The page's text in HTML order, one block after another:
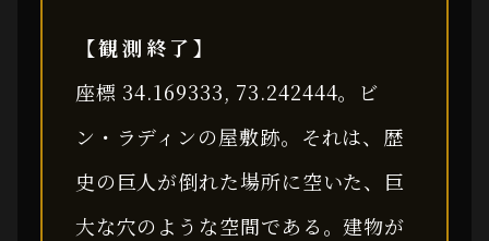
【観測終了】
座標 34.169333, 73.242444。ビ
ン・ラディンの屋敷跡。それは、歴
史の巨人が倒れた場所に空いた、巨
大な穴のような空間である。建物が